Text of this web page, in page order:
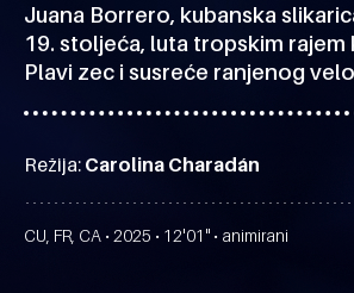
Juana Borrero, kubanska
19. stoljeća, luta tropskim
Plavi zec i susreće ranjenog
Režija: Carolina Charadán
CU, FR, CA • 2025 • 12'01" • animirani